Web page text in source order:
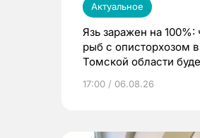
Актуальное
Язь заражен на 100%:
рыб с описторхозом в
Томской области
17:00 / 06.08.26